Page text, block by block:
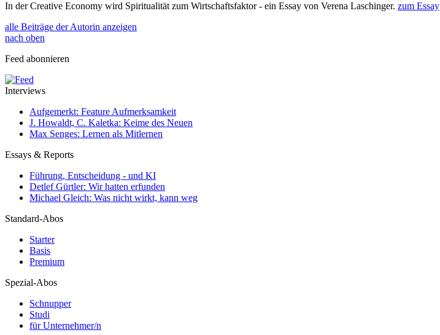
In der Creative Economy wird Spiritualität zum Wirtschaftsfaktor - ein Essay von Verena Laschinger. zum Essay
alle Beiträge der Autorin anzeigen
nach oben
Feed abonnieren
Interviews
Aufgemerkt: Feature Aufmerksamkeit
J. Howaldt, C. Kaletka: Keime des Neuen
Max Senges: Lernen als Mitlernen
Essays & Reports
Führung, Entscheidung - und KI
Detlef Gürtler: Wir hatten erfunden
Michael Gleich: Was nicht wirkt, kann weg
Standard-Abos
Starter
Basis
Premium
Spezial-Abos
Schnupper
Studi
für Unternehmer/n